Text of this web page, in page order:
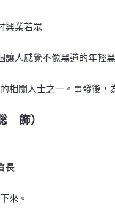
興業若眾
人感覺不像黑道的年輕黑
關人士之一。事發後，
飾）
長
來。